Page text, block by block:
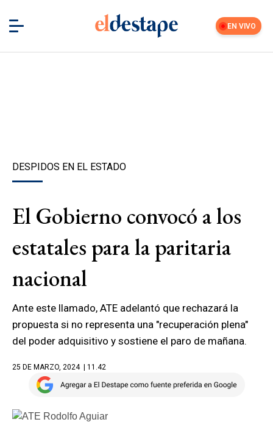
EN VIVO
DESPIDOS EN EL ESTADO
El Gobierno convocó a los
estatales para la paritaria
nacional
Ante este llamado, ATE adelantó que rechazará la
propuesta si no representa una "recuperación plena"
del poder adquisitivo y sostiene el paro de mañana.
25 DE MARZO, 2024 | 11.42